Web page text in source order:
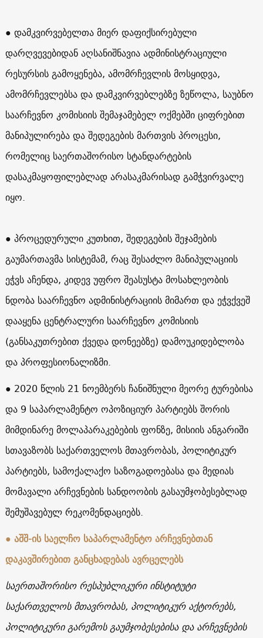
● დამკვირვებელთა მიერ დაფიქსირებული
დარღვევებიდან აღსანიშნავია ადმინისტრაციული
რესურსის გამოყენება, ამომრჩევლის მოსყიდვა,
ამომრჩევლებსა და დამკვირვებლებზე ზეწოლა, საუბნო
საარჩევნო კომისიის შემაჯამებელ ოქმებში ციფრებით
მანიპულირება და შედეგების მართვის პროცესი,
რომელიც საერთაშორისო სტანდარტების
დასაკმაყოფილებლად არასაკმარისად გამჭვირვალე
იყო.
● პროცედურული კუთხით, შედეგების შეჯამების
გაუმართავმა სისტემამ, რაც შესაძლო მანიპულაციის
ეჭვს აჩენდა, კიდევ უფრო შეასუსტა მოსახლეობის
ნდობა საარჩევნო ადმინისტრაციის მიმართ და ეჭვქვეშ
დააყენა ცენტრალური საარჩევნო კომისიის
(განსაკუთრებით ქვედა დონეებზე) დამოუკიდებლობა
და პროფესიონალიზმი.
● 2020 წლის 21 ნოემბერს ჩანიშნული მეორე ტურებისა
და 9 საპარლამენტო ოპოზიციურ პარტიებს შორის
მიმდინარე მოლაპარაკებების ფონზე, მისიის ანგარიში
სთავაზობს საქართველოს მთავრობას, პოლიტიკურ
პარტიებს, სამოქალაქო საზოგადოებასა და მედიას
მომავალი არჩევნების სანდოობის გასაუმჯობესებლად
შემუშავებულ რეკომენდაციებს.
● აშშ-ის საელჩო საპარლამენტო არჩევნებთან
დაკავშირებით განცხადებას ავრცელებს
საერთაშორისო რესპუბლიკური ინსტიტუტი
საქართველოს მთავრობას, პოლიტიკურ აქტორებს,
პოლიტიკური გარემოს გაუმჯობესებისა და არჩევნების